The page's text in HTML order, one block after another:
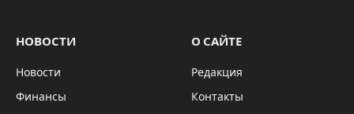
НОВОСТИ
Новости
Финансы
О САЙТЕ
Редакция
Контакты